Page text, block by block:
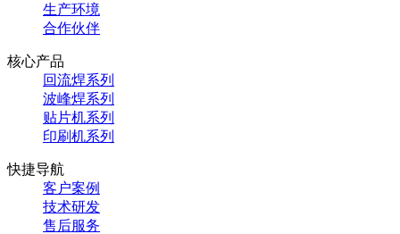
生产环境
合作伙伴
核心产品
回流焊系列
波峰焊系列
贴片机系列
印刷机系列
快捷导航
客户案例
技术研发
售后服务